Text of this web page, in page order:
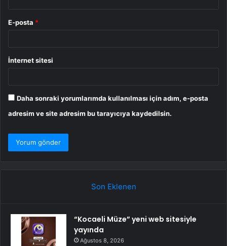
E-posta *
İnternet sitesi
Daha sonraki yorumlarımda kullanılması için adım, e-posta
adresim ve site adresim bu tarayıcıya kaydedilsin.
Son Eklenen
“Kocaeli Müze” yeni web sitesiyle
yayında
Ağustos 8, 2026